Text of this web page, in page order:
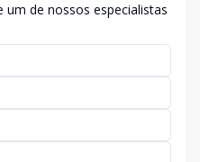
um de nossos especialistas